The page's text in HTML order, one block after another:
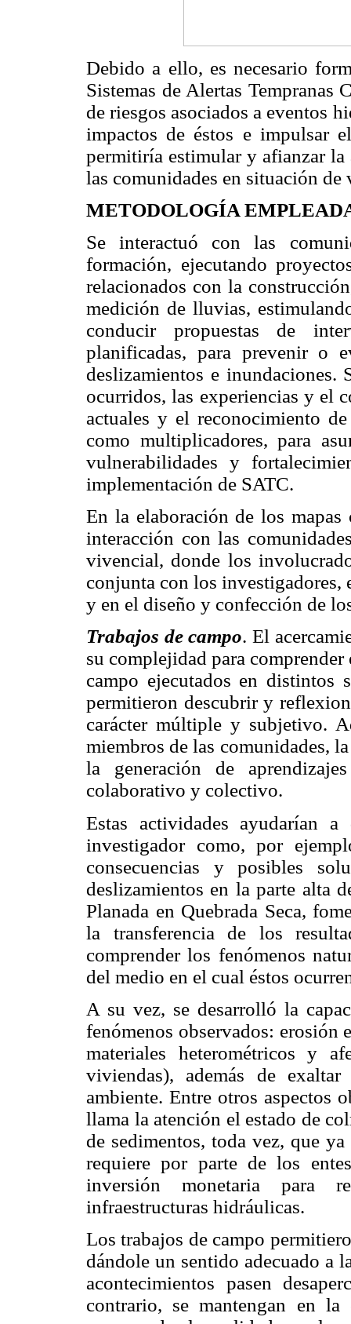
Debido a ello, es necesario
Sistemas de Alertas
de riesgos asociados a eventos
impactos de éstos e impulsar
permitiría estimular y afianzar
las comunidades en situación
METODOLOGÍA
Se interactuó con las
formación, ejecutando
relacionados con la
medición de lluvias,
conducir propuestas de
planificadas, para prevenir
deslizamientos e inundaciones.
ocurridos, las experiencias y el
actuales y el reconocimiento
como multiplicadores, para
vulnerabilidades y
implementación de SATC.
En la elaboración de los
interacción con las
vivencial, donde los
conjunta con los investigadores,
y en el diseño y confección de
Trabajos de campo. El
su complejidad para
campo ejecutados en distintos
permitieron descubrir y
carácter múltiple y subjetivo.
miembros de las comunidades,
la generación de
colaborativo y colectivo.
Estas actividades ayudarían
investigador como, por
consecuencias y posibles
deslizamientos en la parte alta
Planada en Quebrada Seca,
la transferencia de los
comprender los fenómenos
del medio en el cual éstos
A su vez, se desarrolló la
fenómenos observados: erosión
materiales heterométricos y
viviendas), además de
ambiente. Entre otros aspectos
llama la atención el estado de
de sedimentos, toda vez, que
requiere por parte de los
inversión monetaria para
infraestructuras hidráulicas.
Los trabajos de campo
dándole un sentido adecuado a
acontecimientos pasen
contrario, se mantengan en